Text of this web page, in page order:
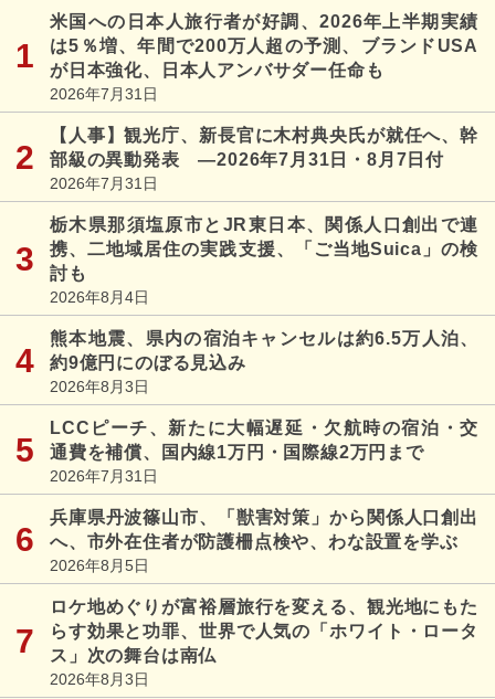
米国への日本人旅行者が好調、2026年上半期実績
は5％増、年間で200万人超の予測、ブランドUSA
が日本強化、日本人アンバサダー任命も
2026年7月31日
【人事】観光庁、新長官に木村典央氏が就任へ、幹
部級の異動発表 ―2026年7月31日・8月7日付
2026年7月31日
栃木県那須塩原市とJR東日本、関係人口創出で連
携、二地域居住の実践支援、「ご当地Suica」の検
討も
2026年8月4日
熊本地震、県内の宿泊キャンセルは約6.5万人泊、
約9億円にのぼる見込み
2026年8月3日
LCCピーチ、新たに大幅遅延・欠航時の宿泊・交
通費を補償、国内線1万円・国際線2万円まで
2026年7月31日
兵庫県丹波篠山市、「獣害対策」から関係人口創出
へ、市外在住者が防護柵点検や、わな設置を学ぶ
2026年8月5日
ロケ地めぐりが富裕層旅行を変える、観光地にもた
らす効果と功罪、世界で人気の「ホワイト・ロータ
ス」次の舞台は南仏
2026年8月3日